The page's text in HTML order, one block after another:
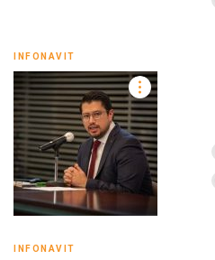
INFONAVIT
INFONAVIT